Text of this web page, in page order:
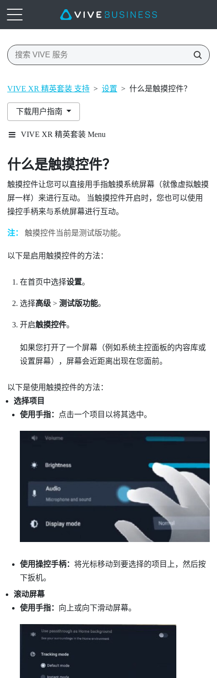
VIVE XR 精英套装 支持 > 设置 > 什么是触摸控件？
下载用户指南
VIVE XR 精英套装 Menu
什么是触摸控件？
触摸控件让您可以直接用手指触摸系统屏幕（就像虚拟触摸
屏一样）来进行互动。 当触摸控件开启时，您也可以使用
操控手柄来与系统屏幕进行互动。
注： 触摸控件当前是测试版功能。
以下是启用触摸控件的方法：
在首页中选择设置。
选择高级> 测试版功能。
开启触摸控件。
如果您打开了一个屏幕（例如系统主控面板的内容库或
设置屏幕），屏幕会近距离出现在您面前。
以下是使用触摸控件的方法：
选择项目
使用手指：
点击一个项目以将其选中。
使用操控手柄： 将光标移动到要选择的项目上，然后按
下扳机。
滚动屏幕
使用手指： 向上或向下滑动屏幕。